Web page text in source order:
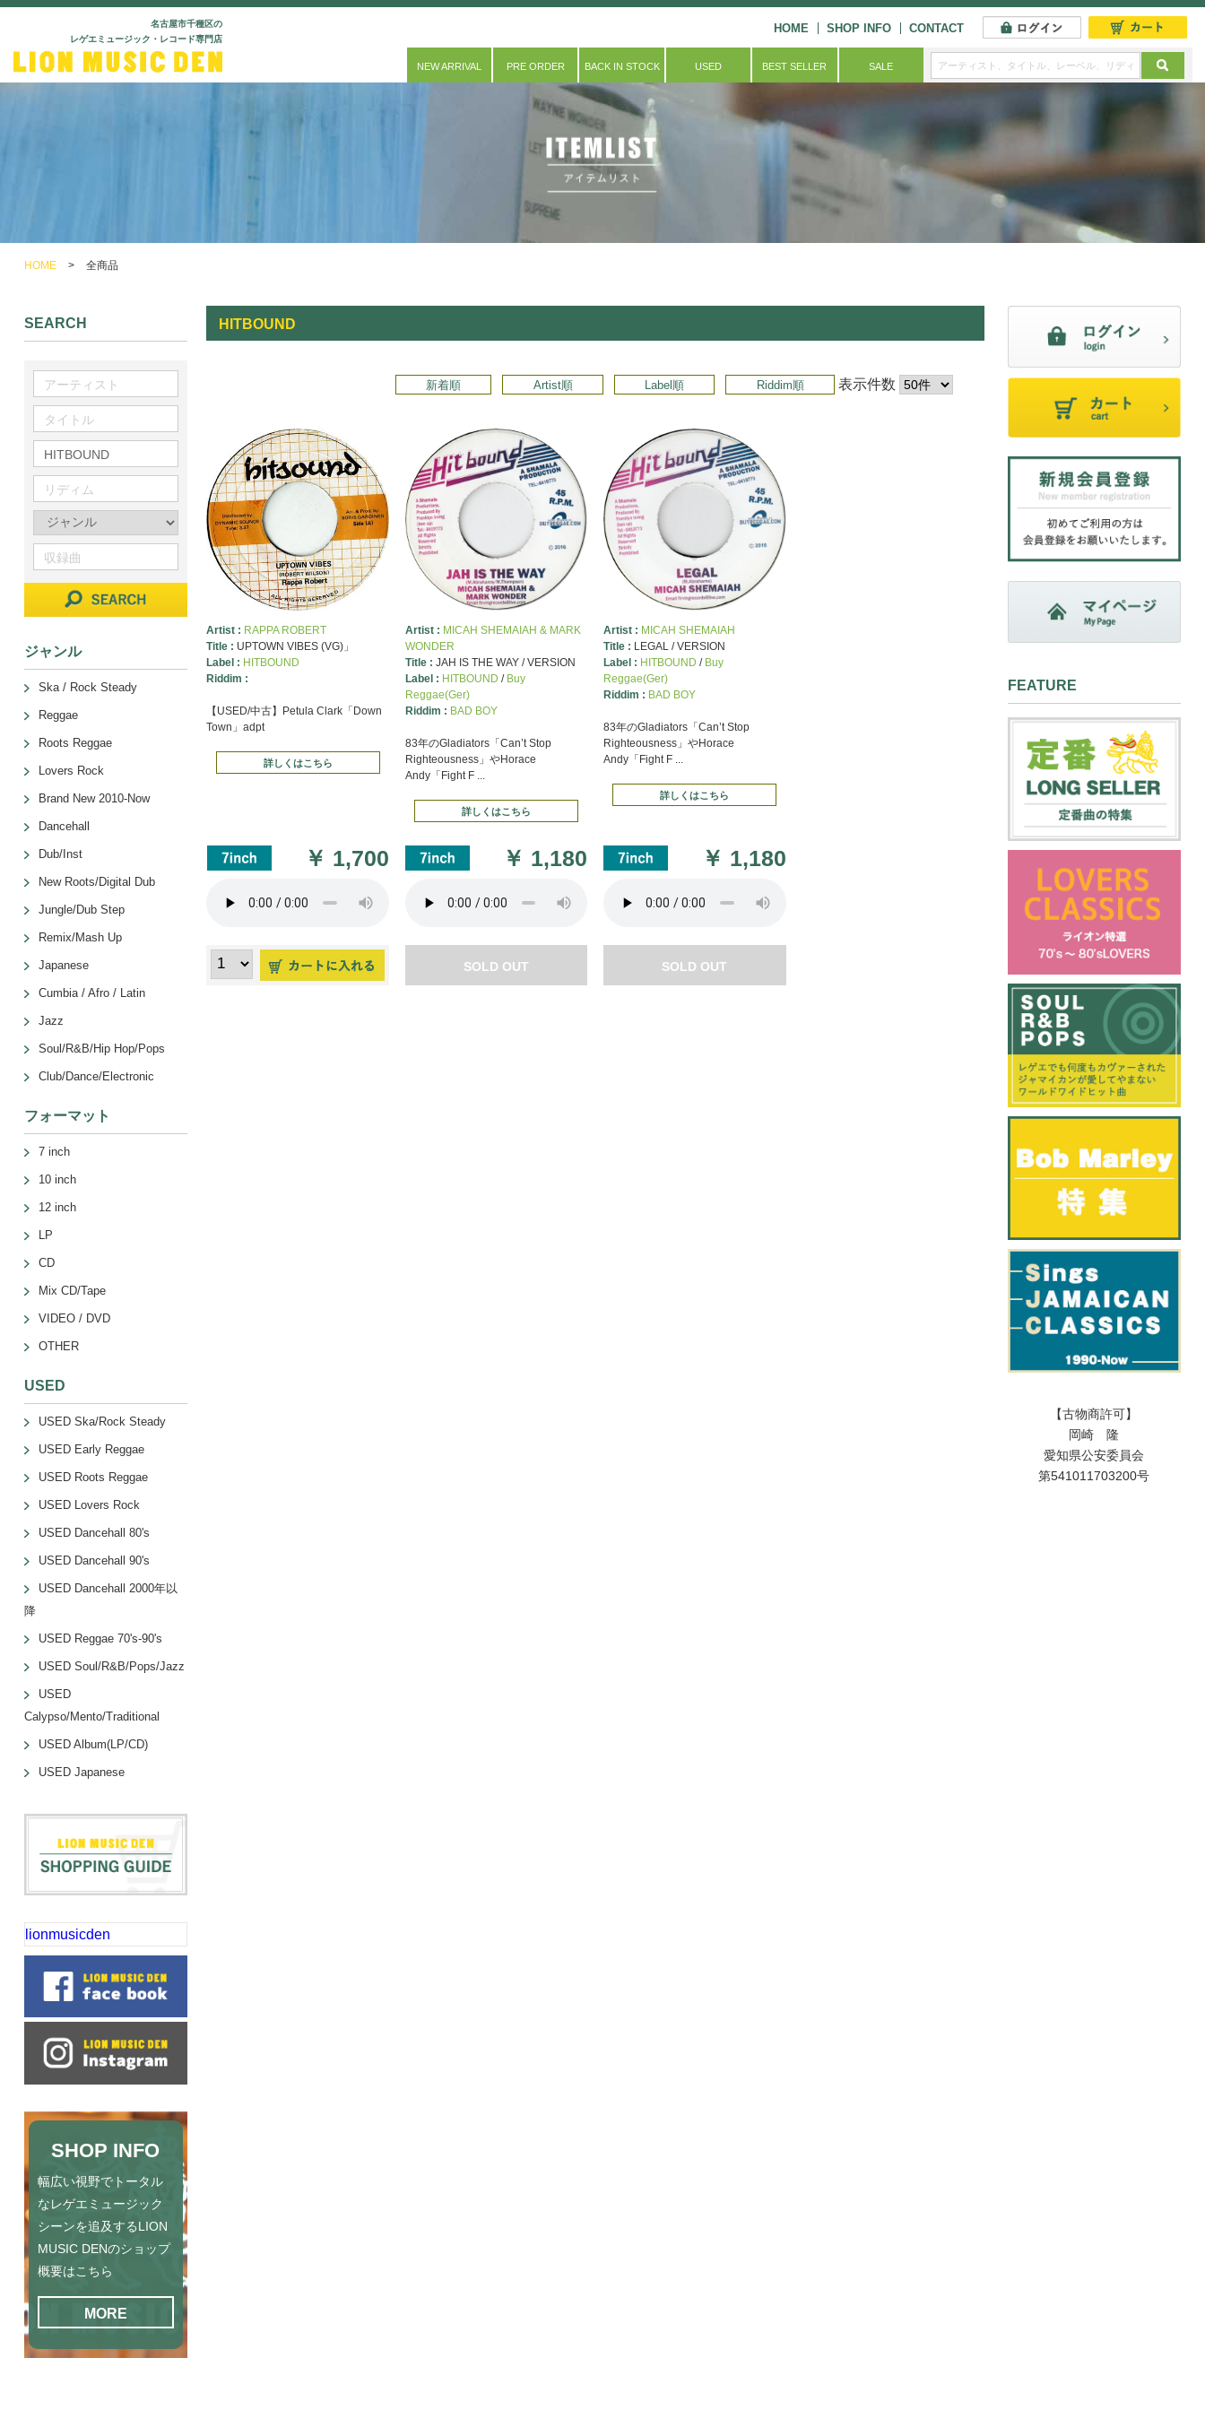
名古屋市千種区の
レゲエミュージック・レコード専門店
HOME SHOP INFO CONTACT
NEW ARRIVAL PRE ORDER BACK IN STOCK USED BEST SELLER SALE
HOME > 全商品
HITBOUND
新着順 Artist順 Label順 Riddim順 表示件数
Artist : RAPPA ROBERT
Title : UPTOWN VIBES (VG)」
Label : HITBOUND
Riddim :
【USED/中古】Petula Clark「Down
Town」adpt
詳しくはこちら
￥ 1,700
Artist : MICAH SHEMAIAH & MARK
WONDER
Title : JAH IS THE WAY / VERSION
Label : HITBOUND / Buy
Reggae(Ger)
Riddim : BAD BOY
83年のGladiators「Can’t Stop
Righteousness」やHorace
Andy「Fight F ...
詳しくはこちら
￥ 1,180
SOLD OUT
Artist : MICAH SHEMAIAH
Title : LEGAL / VERSION
Label : HITBOUND / Buy
Reggae(Ger)
Riddim : BAD BOY
83年のGladiators「Can’t Stop
Righteousness」やHorace
Andy「Fight F ...
詳しくはこちら
￥ 1,180
SOLD OUT
SEARCH
ジャンル
Ska / Rock Steady
Reggae
Roots Reggae
Lovers Rock
Brand New 2010-Now
Dancehall
Dub/Inst
New Roots/Digital Dub
Jungle/Dub Step
Remix/Mash Up
Japanese
Cumbia / Afro / Latin
Jazz
Soul/R&B/Hip Hop/Pops
Club/Dance/Electronic
フォーマット
7 inch
10 inch
12 inch
LP
CD
Mix CD/Tape
VIDEO / DVD
OTHER
USED
USED Ska/Rock Steady
USED Early Reggae
USED Roots Reggae
USED Lovers Rock
USED Dancehall 80's
USED Dancehall 90's
USED Dancehall 2000年以
降
USED Reggae 70's-90's
USED Soul/R&B/Pops/Jazz
USED
Calypso/Mento/Traditional
USED Album(LP/CD)
USED Japanese
lionmusicden
SHOP INFO
幅広い視野でトータル
なレゲエミュージック
シーンを追及するLION
MUSIC DENのショップ
概要はこちら
MORE
FEATURE
【古物商許可】
岡崎 隆
愛知県公安委員会
第541011703200号